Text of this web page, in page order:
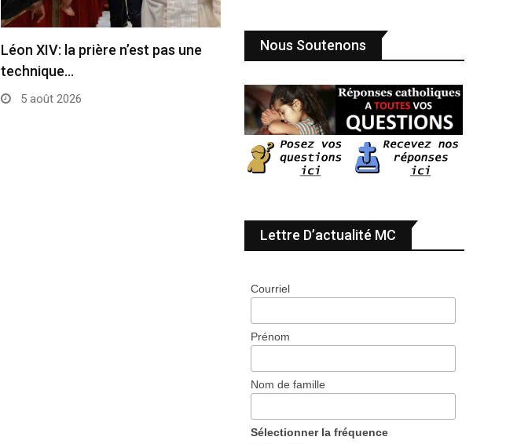
Léon XIV: la prière n’est pas une
technique…
5 août 2026
Nous Soutenons
Lettre D’actualité MC
Courriel
Prénom
Nom de famille
Sélectionner la fréquence